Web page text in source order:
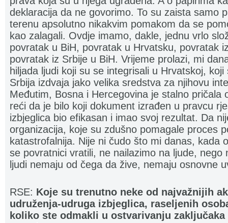
deklaracija da ne govorimo. To su zaista samo
terenu apsolutno nikakvim pomakom da se
kao zalagali. Ovdje imamo, dakle, jednu vrlo
povratak u BiH, povratak u Hrvatsku, povratak
povratak iz Srbije u BiH. Vrijeme prolazi, mi
hiljada ljudi koji su se integrisali u Hrvatskoj,
Srbija izdvaja jako velika sredstva za njihovu
Međutim, Bosna i Hercegovina je stalno pričala
reći da je bilo koji dokument izrađen u pravcu
izbjeglica bio efikasan i imao svoj rezultat. Da
organizacija, koje su zdušno pomagale proces
katastrofalnija. Nije ni čudo što mi danas, kada
se povratnici vratili, ne nailazimo na ljude, nego
ljudi nemaju od čega da žive, nemaju osnovne
RSE: Koje su trenutno neke od najvažnijih
udruženja-udruga izbjeglica, raseljenih
koliko ste odmakli u ostvarivanju